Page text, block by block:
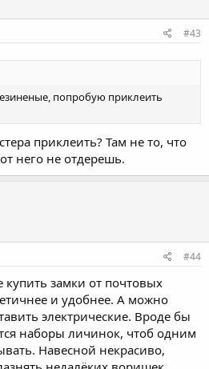
#43
попробую приклеить
приклеить? Там не то, что
него не отдерешь.
#44
замки от почтовых
и удобнее. А можно
электрические. Вроде бы
наборы личинок, чтоб одним
Навесной некрасиво,